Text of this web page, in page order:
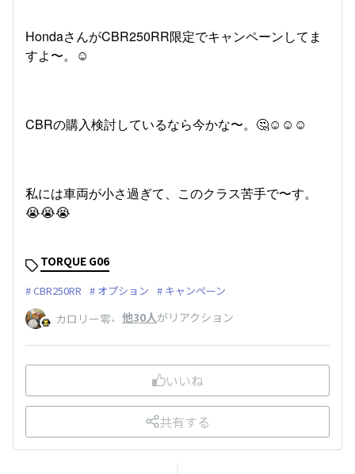
HondaさんがCBR250RR限定でキャンペーンしてま
すよ〜。☺️
CBRの購入検討しているなら今かな〜。🤔☺️☺️☺️
私には車両が小さ過ぎて、このクラス苦手で〜す。
😭😭😭
TORQUE G06
CBR250RR オプション キャンペーン
カロリー零、 他30人がリアクション
いいね
共有する